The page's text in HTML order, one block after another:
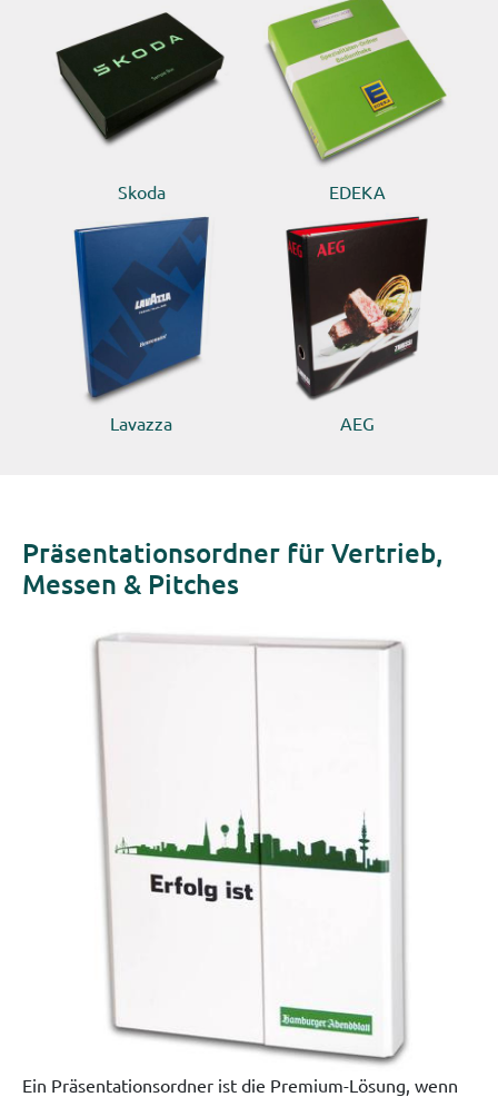
Skoda EDEKA
Lavazza AEG
Präsentationsordner für Vertrieb,
Messen & Pitches
Ein Präsentationsordner ist die Premium-Lösung, wenn